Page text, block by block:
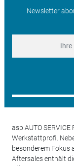
Newsletter
asp AUTO
Werkstattprofi.
besonderem Fokus
Aftersales enthält